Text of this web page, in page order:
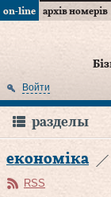
on-line архів номерів
Войти
разделы
економіка
RSS